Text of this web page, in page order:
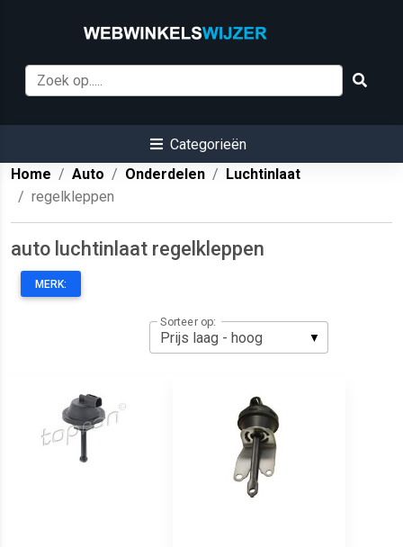
Categorieën
Home
Auto Onderdelen
Luchtinlaat
regelkleppen
auto luchtinlaat regelkleppen
MERK:
Sorteer op: